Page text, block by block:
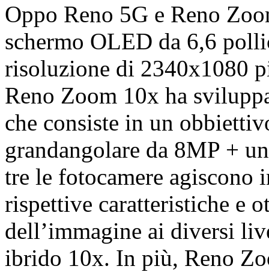
Oppo Reno 5G e Reno
schermo OLED da 6,6
risoluzione di 2340x1080
Reno Zoom 10x ha
che consiste in un
grandangolare da 8MP +
tre le fotocamere agiscono
rispettive caratteristiche e
dell’immagine ai diversi
ibrido 10x. In più, Reno